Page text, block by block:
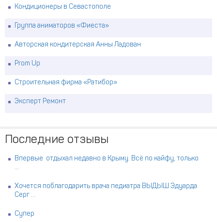
Кондиционеры в Севастополе
Группа аниматоров «Фиеста»
Авторская кондитерская Анны Ладован
Prom Up
Строительная фирма «Ратибор»
Эксперт Ремонт
Последние отзывы
Впервые отдыхал недавно в Крыму. Всё по кайфу, только
...
Хочется поблагодарить врача педиатра ВЫДЫШ Эдуарда
Серг ...
Супер